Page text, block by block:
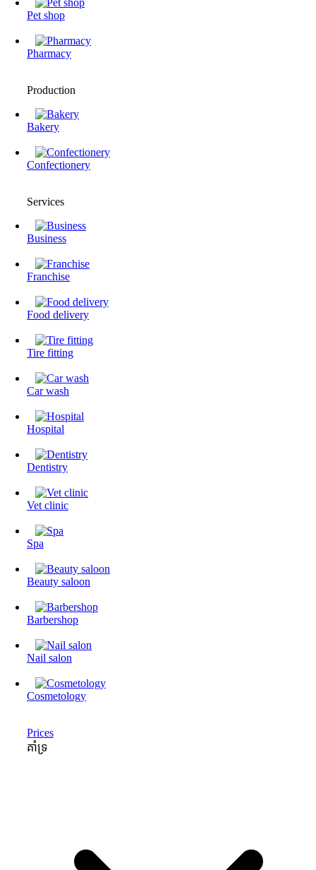
Pet shop
Pharmacy
Production
Bakery
Confectionery
Services
Business
Franchise
Food delivery
Tire fitting
Сar wash
Hospital
Dentistry
Vet clinic
Spa
Beauty saloon
Barbershop
Nail salon
Cosmetology
Prices
គាំទ្រ